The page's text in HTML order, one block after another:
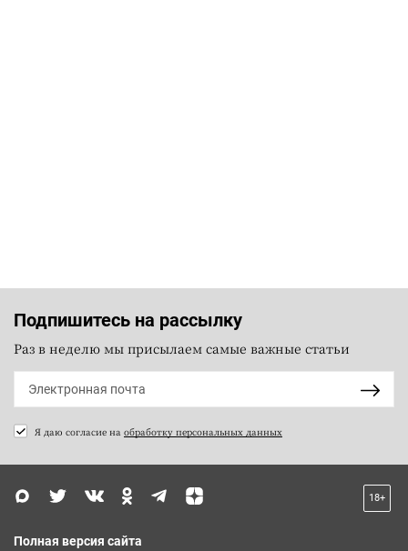
Подпишитесь на рассылку
Раз в неделю мы присылаем самые важные статьи
Я даю согласие на обработку персональных данных
18+
Полная версия сайта